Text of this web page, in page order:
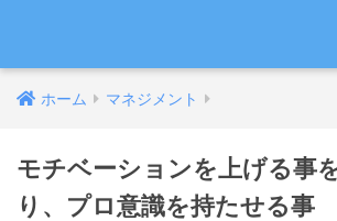
ホーム マネジメント
モチベーションを上げる事
り、プロ意識を持たせる事